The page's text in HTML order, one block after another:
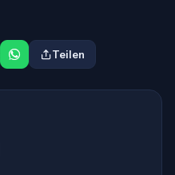
Teilen